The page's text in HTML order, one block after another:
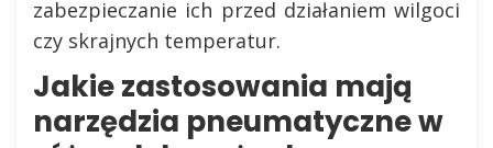
zabezpieczanie ich przed działaniem wilgoci
czy skrajnych temperatur.
Jakie zastosowania mają
narzędzia pneumatyczne w